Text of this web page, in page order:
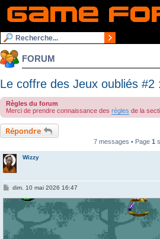
FORUM
Le coffre des Jeux oubliés #2
Règles du forum
Merci de prendre connaissance des règles de la
Répondre
7 messages • Page 1
Wizzy
M
s
s
a
dim. 10 mai 2026 16:47